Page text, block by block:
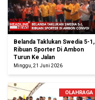
Belanda Taklukan Swedia 5-1,
Ribuan Sporter Di Ambon
Turun Ke Jalan
Minggu, 21 Juni 2026
OLAHRAGA